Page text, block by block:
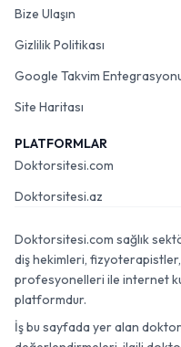
Bize Ulaşın
Gizlilik Politikası
Google Takvim
Site Haritası
PLATFORMLAR
Doktorsitesi.com
Doktorsitesi.az
Doktorsitesi.com sağlık
diş hekimleri,
profesyonelleri ile internet
platformdur.
İş bu sayfada yer alan